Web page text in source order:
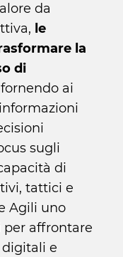
da
le
la
di
fornendo ai
sugli
di
tattici e
Agili uno
affrontare
e